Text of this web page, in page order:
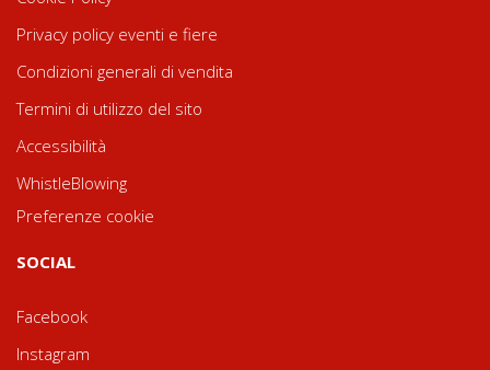
Privacy policy eventi e fiere
Condizioni generali di vendita
Termini di utilizzo del sito
Accessibilità
WhistleBlowing
Preferenze cookie
SOCIAL
Facebook
Instagram